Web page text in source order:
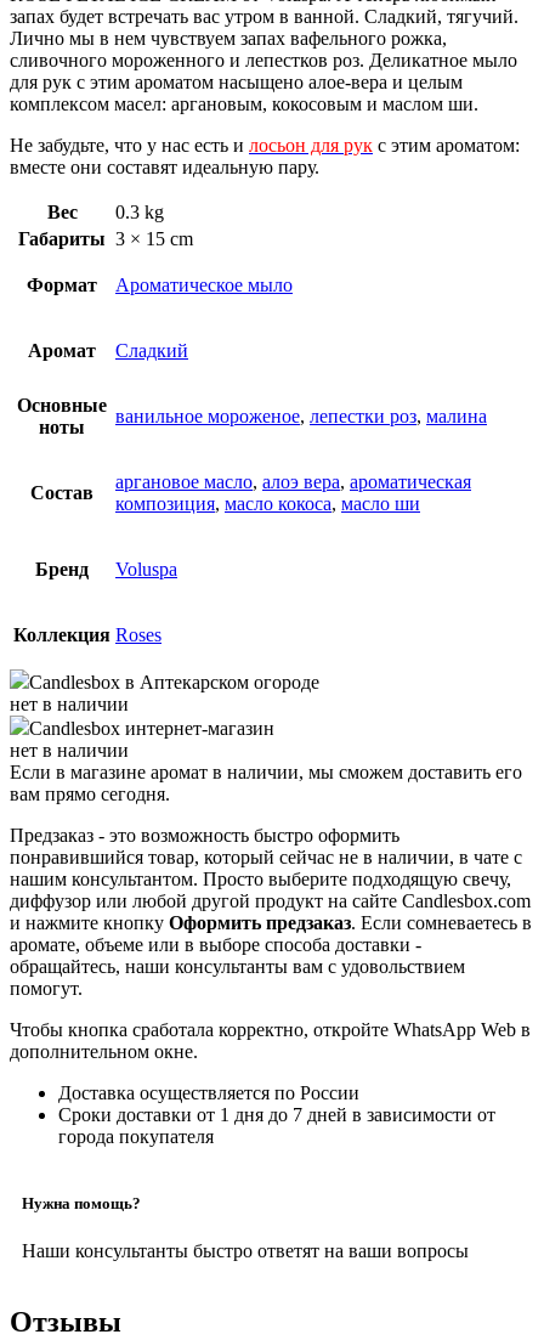
запах будет встречать вас утром в ванной. Сладкий, тягучий.
Лично мы в нем чувствуем запах вафельного рожка,
сливочного мороженного и лепестков роз. Деликатное мыло
для рук с этим ароматом насыщено алое-вера и целым
комплексом масел: аргановым, кокосовым и маслом ши.
Не забудьте, что у нас есть и лосьон для рук с этим ароматом:
вместе они составят идеальную пару.
Вес
0.3 kg
Габариты 3 × 15 cm
Формат Ароматическое мыло
Аромат Сладкий
Основные
ноты
ванильное мороженое, лепестки роз, малина
Состав
аргановое масло, алоэ вера, ароматическая
композиция, масло кокоса, масло ши
Бренд Voluspa
Коллекция Roses
Candlesbox в Аптекарском огороде
нет в наличии
Candlesbox интернет-магазин
нет в наличии
Если в магазине аромат в наличии, мы сможем доставить его
вам прямо сегодня.
Предзаказ - это возможность быстро оформить
понравившийся товар, который сейчас не в наличии, в чате с
нашим консультантом. Просто выберите подходящую свечу,
диффузор или любой другой продукт на сайте Candlesbox.com
и нажмите кнопку Оформить предзаказ. Если сомневаетесь в
аромате, объеме или в выборе способа доставки -
обращайтесь, наши консультанты вам с удовольствием
помогут.
Чтобы кнопка сработала корректно, откройте WhatsApp Web в
дополнительном окне.
Доставка осуществляется по России
Сроки доставки от 1 дня до 7 дней в зависимости от
города покупателя
Нужна помощь?
Наши консультанты быстро ответят на ваши вопросы
Отзывы